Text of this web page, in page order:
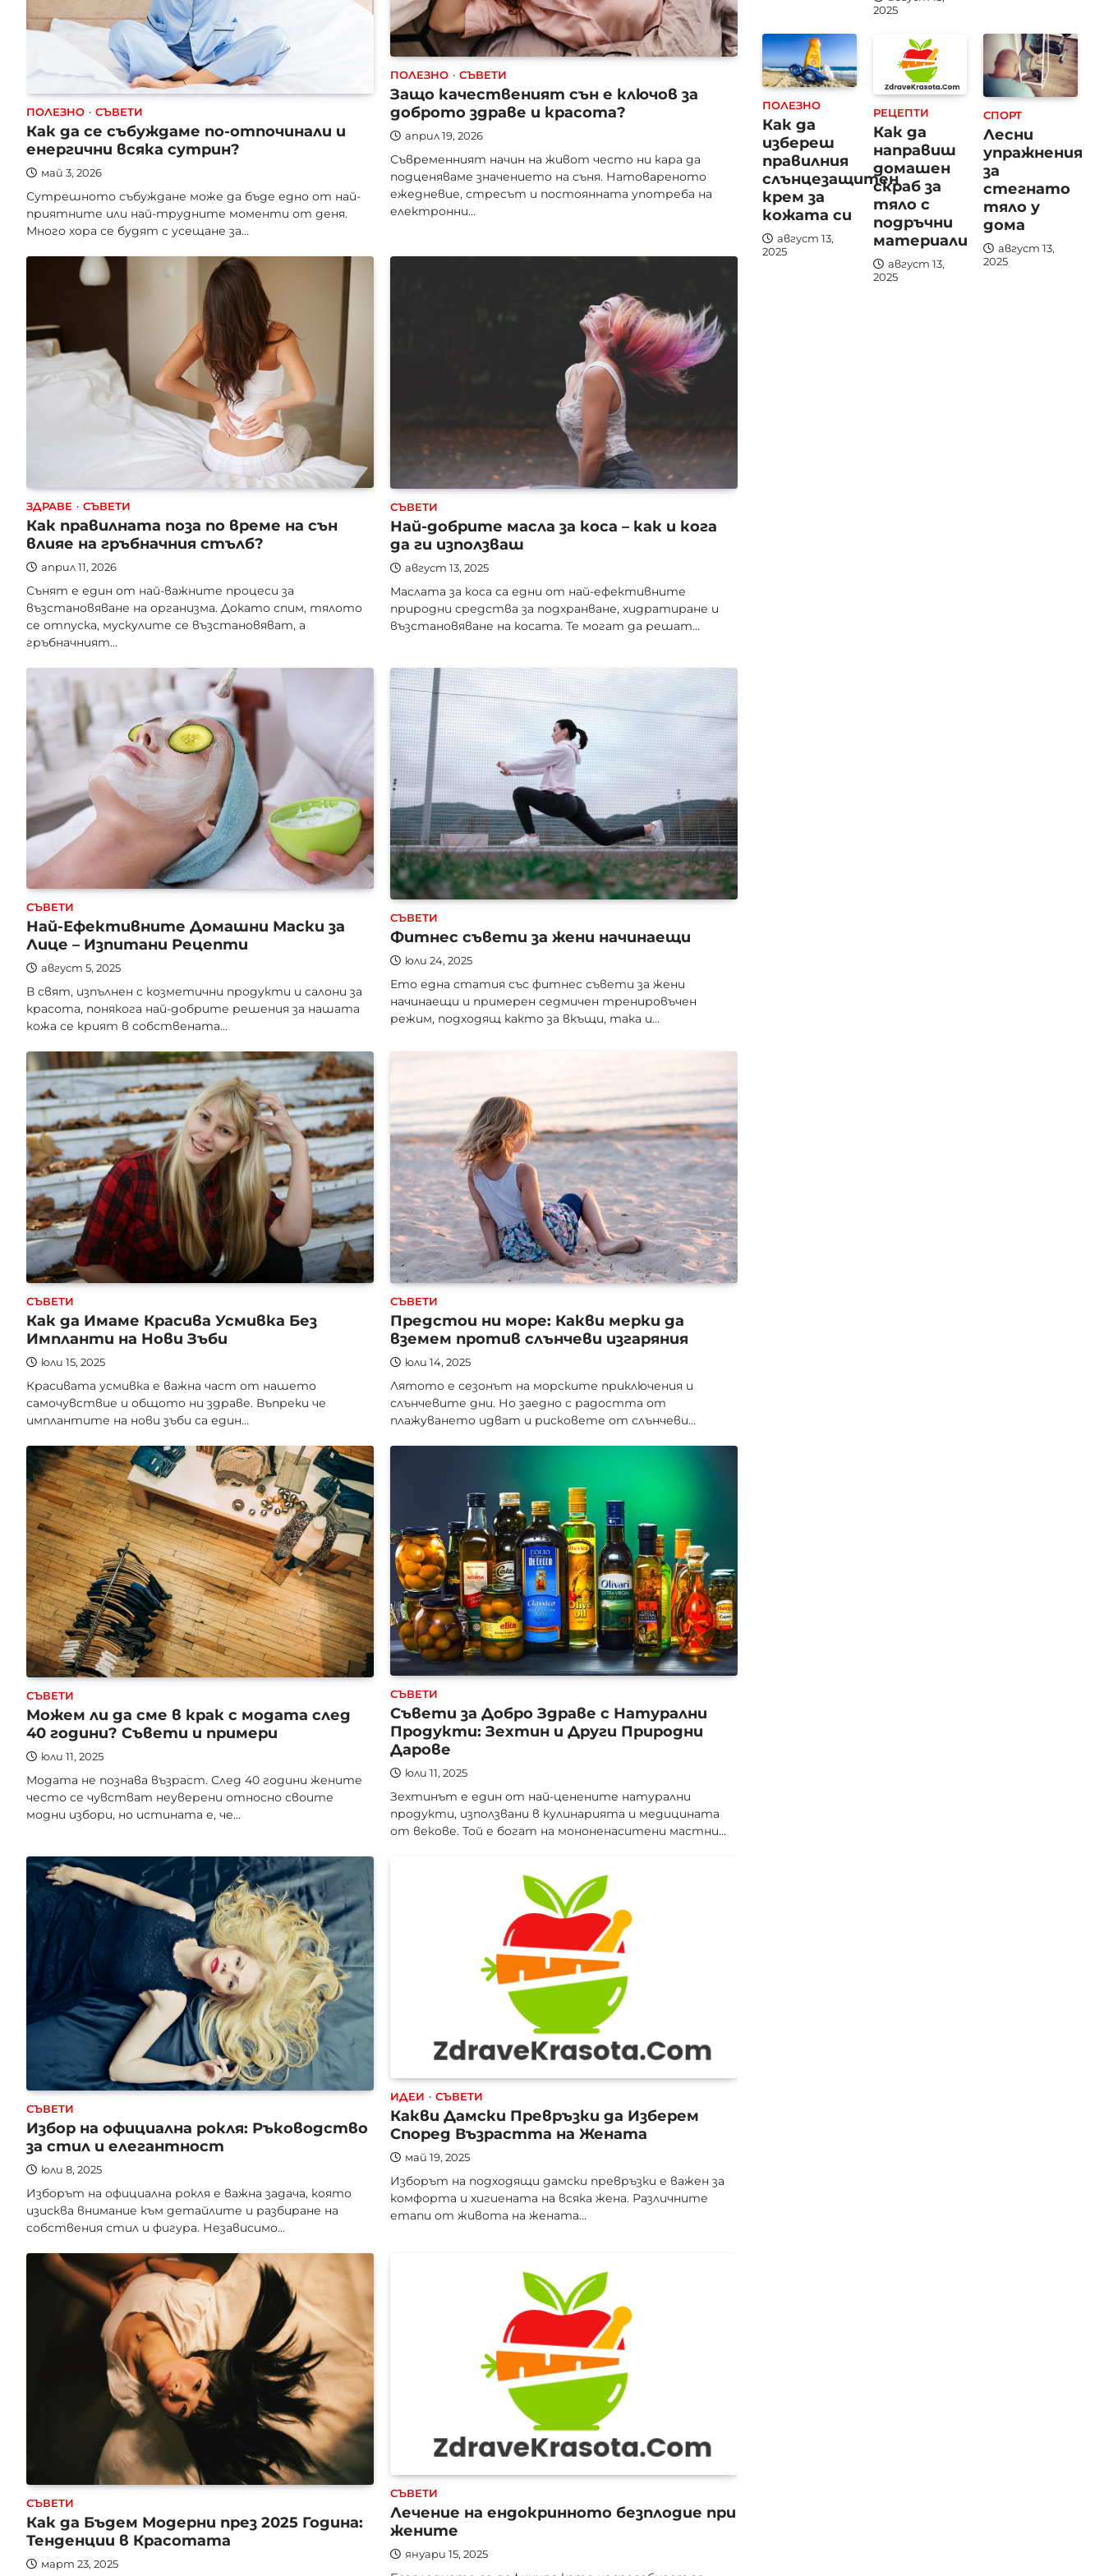
ПОЛЕЗНО СЪВЕТИ
Как да се събуждаме по-отпочинали и
енергични всяка сутрин?
май 3, 2026
Сутрешното събуждане може да бъде едно от най-
приятните или най-трудните моменти от деня.
Много хора се будят с усещане за…
ПОЛЕЗНО СЪВЕТИ
Защо качественият сън е ключов за
доброто здраве и красота?
април 19, 2026
Съвременният начин на живот често ни кара да
подценяваме значението на съня. Натовареното
ежедневие, стресът и постоянната употреба на
електронни…
ЗДРАВЕ СЪВЕТИ
Как правилната поза по време на сън
влияе на гръбначния стълб?
април 11, 2026
Сънят е един от най-важните процеси за
възстановяване на организма. Докато спим, тялото
се отпуска, мускулите се възстановяват, а
гръбначният…
СЪВЕТИ
Най-добрите масла за коса – как и кога
да ги използваш
август 13, 2025
Маслата за коса са едни от най-ефективните
природни средства за подхранване, хидратиране и
възстановяване на косата. Те могат да решат…
СЪВЕТИ
Най-Ефективните Домашни Маски за
Лице – Изпитани Рецепти
август 5, 2025
В свят, изпълнен с козметични продукти и салони за
красота, понякога най-добрите решения за нашата
кожа се крият в собствената…
СЪВЕТИ
Фитнес съвети за жени начинаещи
юли 24, 2025
Ето една статия със фитнес съвети за жени
начинаещи и примерен седмичен тренировъчен
режим, подходящ както за вкъщи, така и…
СЪВЕТИ
Как да Имаме Красива Усмивка Без
Импланти на Нови Зъби
юли 15, 2025
Красивата усмивка е важна част от нашето
самочувствие и общото ни здраве. Въпреки че
имплантите на нови зъби са един…
СЪВЕТИ
Предстои ни море: Какви мерки да
вземем против слънчеви изгаряния
юли 14, 2025
Лятото е сезонът на морските приключения и
слънчевите дни. Но заедно с радостта от
плажуването идват и рисковете от слънчеви…
СЪВЕТИ
Можем ли да сме в крак с модата след
40 години? Съвети и примери
юли 11, 2025
Модата не познава възраст. След 40 години жените
често се чувстват неуверени относно своите
модни избори, но истината е, че…
СЪВЕТИ
Съвети за Добро Здраве с Натурални
Продукти: Зехтин и Други Природни
Дарове
юли 11, 2025
Зехтинът е един от най-ценените натурални
продукти, използвани в кулинарията и медицината
от векове. Той е богат на мононенаситени мастни…
СЪВЕТИ
Избор на официална рокля: Ръководство
за стил и елегантност
юли 8, 2025
Изборът на официална рокля е важна задача, която
изисква внимание към детайлите и разбиране на
собствения стил и фигура. Независимо…
ИДЕИ СЪВЕТИ
Какви Дамски Превръзки да Изберем
Според Възрастта на Жената
май 19, 2025
Изборът на подходящи дамски превръзки е важен за
комфорта и хигиената на всяка жена. Различните
етапи от живота на жената…
СЪВЕТИ
Как да Бъдем Модерни през 2025 Година:
Тенденции в Красотата
март 23, 2025
СЪВЕТИ
Лечение на ендокринното безплодие при
жените
януари 15, 2025
2025
ПОЛЕЗНО
Как да
избереш
правилния
слънцезащитен
крем за
кожата си
август 13,
2025
РЕЦЕПТИ
Как да
направиш
домашен
скраб за
тяло с
подръчни
материали
август 13,
2025
СПОРТ
Лесни
упражнения
за
стегнато
тяло у
дома
август 13,
2025